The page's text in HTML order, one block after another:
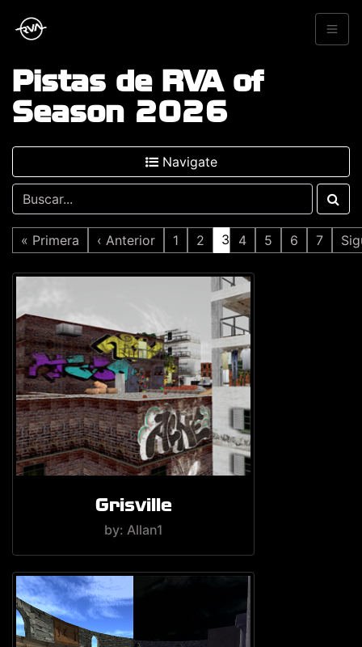
Pistas de RVA of
Season 2026
Navigate
« Primera ‹ Anterior 1 2 3 4 5 6 7
Grisville
by: Allan1